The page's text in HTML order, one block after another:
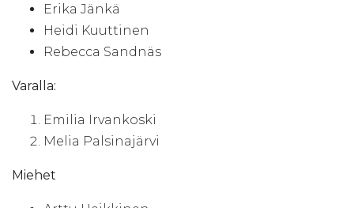
Erika Jänkä
Heidi Kuuttinen
Rebecca Sandnäs
Varalla:
Emilia Irvankoski
Melia Palsinajärvi
Miehet